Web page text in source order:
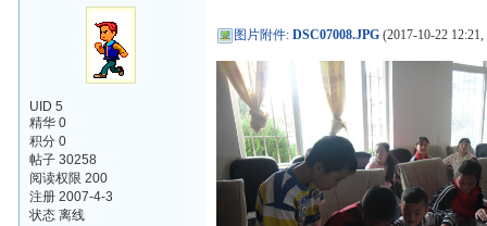
UID 5
精华 0
积分 0
帖子 30258
阅读权限 200
注册 2007-4-3
状态 离线
图片附件:DSC07008.JPG (2017-10-22